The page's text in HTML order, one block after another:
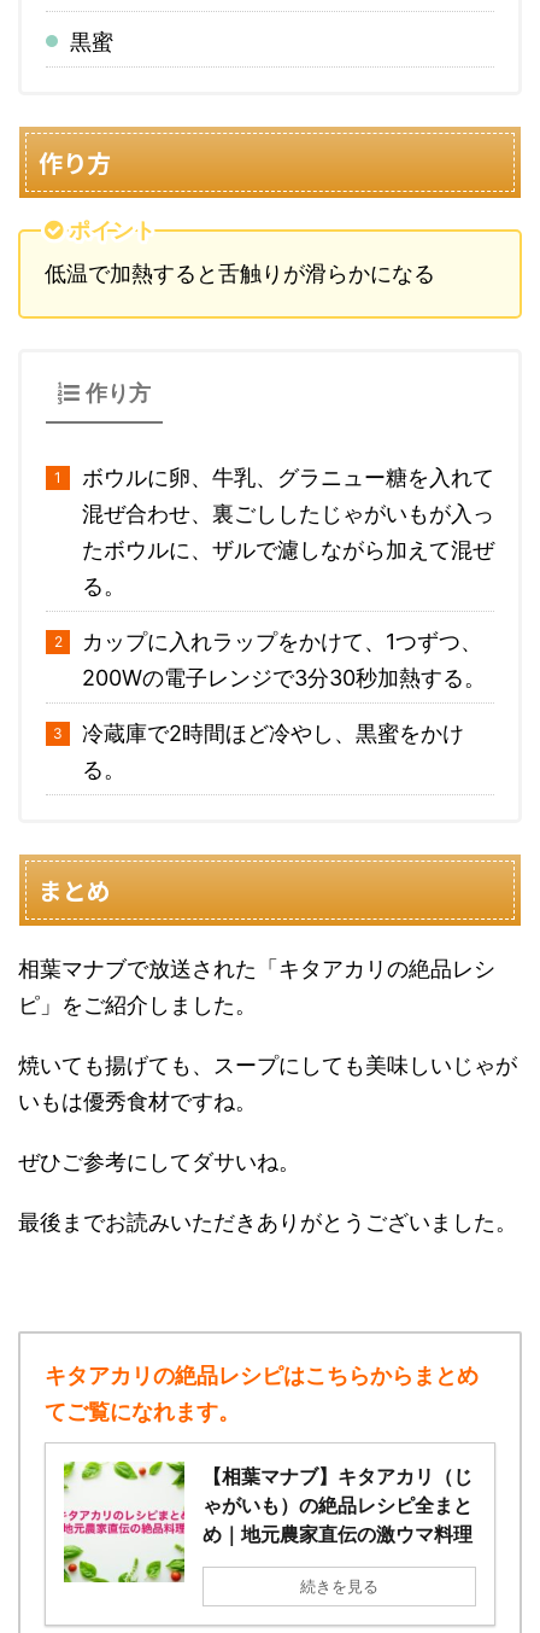
黒蜜
作り方
ポイント
低温で加熱すると舌触りが滑らかになる
作り方
ボウルに卵、牛乳、グラニュー糖を入れて
混ぜ合わせ、裏ごししたじゃがいもが入っ
たボウルに、ザルで濾しながら加えて混ぜ
る。
カップに入れラップをかけて、1つずつ、
200Wの電子レンジで3分30秒加熱する。
冷蔵庫で2時間ほど冷やし、黒蜜をかけ
る。
まとめ
相葉マナブで放送された「キタアカリの絶品レシ
ピ」をご紹介しました。
焼いても揚げても、スープにしても美味しいじゃが
いもは優秀食材ですね。
ぜひご参考にしてダサいね。
最後までお読みいただきありがとうございました。
キタアカリの絶品レシピはこちらからまとめ
てご覧になれます。
【相葉マナブ】キタアカリ（じ
ゃがいも）の絶品レシピ全まと
め｜地元農家直伝の激ウマ料理
続きを見る